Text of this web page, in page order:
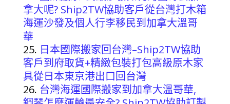
拿大呢? Ship2TW協助客戶從台灣打木箱
海運沙發及個人行李移民到加拿大溫哥
華
日本國際搬家回台灣–Ship2TW協助
客戶到府取貨+精緻包裝打包高級原木家
具從日本東京港出口回台灣
台灣海運國際搬家到加拿大溫哥華,